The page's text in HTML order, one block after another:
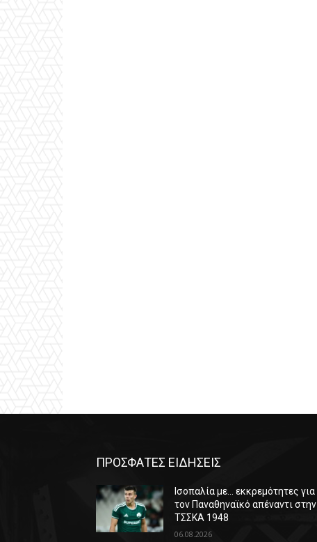
ΠΡΟΣΦΑΤΕΣ ΕΙΔΗΣΕΙΣ
Ισοπαλία με… εκκρεμότητες για
τον Παναθηναϊκό απέναντι στην
ΤΣΣΚΑ 1948
06.08.2026